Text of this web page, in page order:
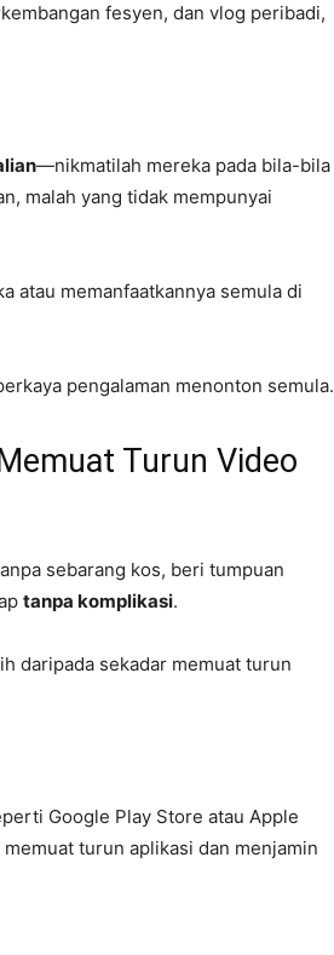
fesyen, dan vlog peribadi,
—nikmatilah mereka pada bila-bila
malah yang tidak mempunyai
atau memanfaatkannya semula di
pengalaman menonton semula.
Turun Video
sebarang kos, beri tumpuan
tanpa komplikasi.
daripada sekadar memuat turun
Google Play Store atau Apple
memuat turun aplikasi dan menjamin